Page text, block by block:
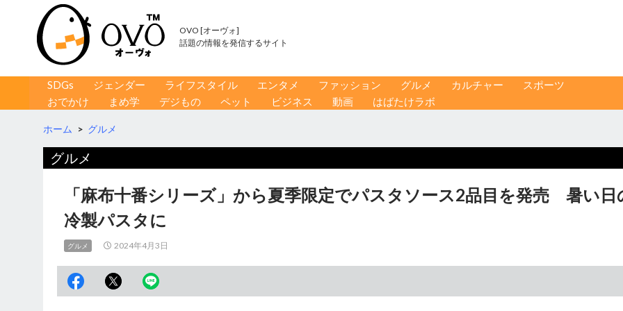
OVO [オーヴォ]
話題の情報を発信するサイト
コンテンツへ移動
SDGs ジェンダー ライフスタイル エンタメ ファッション グルメ カルチャー
スポーツ
おでかけ
まめ学 デジもの ペット ビジネス 動画 はばたけラボ
ホーム > グルメ
グルメ
「麻布十番シリーズ」から夏季限定でパスタソース2品目を発売 暑い日
冷製パスタに
グルメ 2024年4月3日